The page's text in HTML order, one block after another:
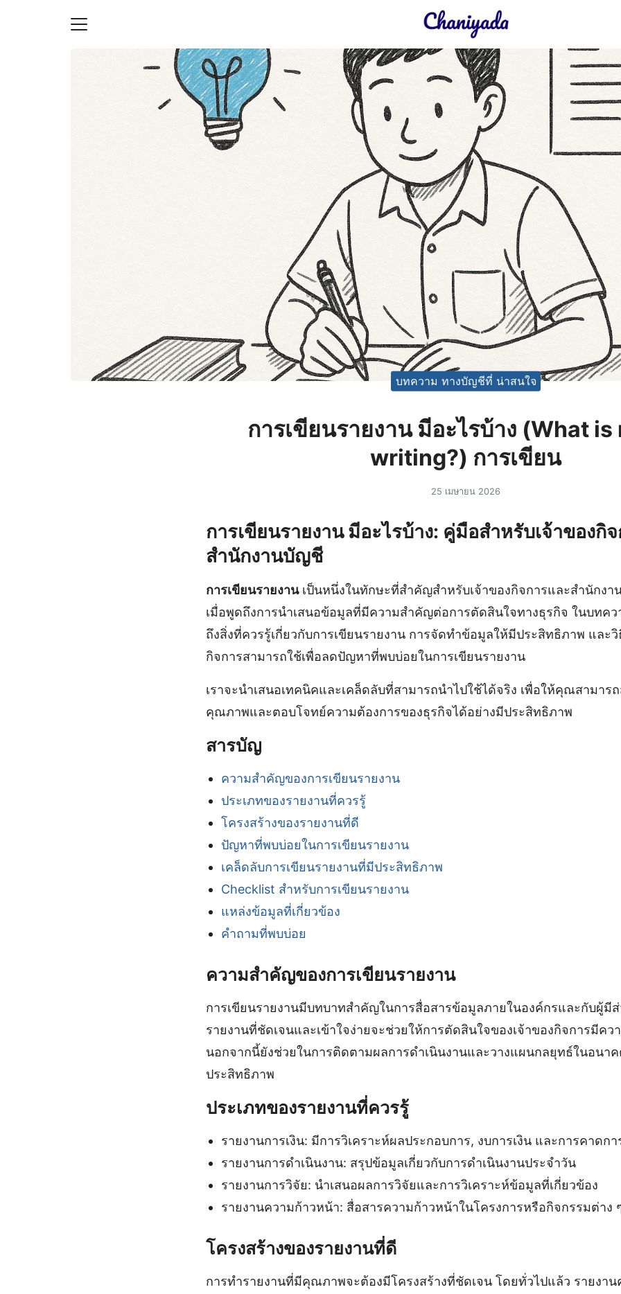
for:
บทความ ทางบัญชีที่ น่าสนใจ
การเขียนรายงาน มีอะไรบ้าง (What
writing?) การเขียน
25 เมษายน 2026
การเขียนรายงาน มีอะไรบ้าง: คู่มือสำหรับเจ้าของกิ
สำนักงานบัญชี
การเขียนรายงานเป็นหนึ่งในทักษะที่สำคัญสำหรับเจ้าของกิจการและสำนักงา
เมื่อพูดถึงการนำเสนอข้อมูลที่มีความสำคัญต่อการตัดสินใจทางธุรกิจ ในบทคว
ถึงสิ่งที่ควรรู้เกี่ยวกับการเขียนรายงาน การจัดทำข้อมูลให้มีประสิทธิภาพ และวิ
กิจการสามารถใช้เพื่อลดปัญหาที่พบบ่อยในการเขียนรายงาน
เราจะนำเสนอเทคนิคและเคล็ดลับที่สามารถนำไปใช้ได้จริง เพื่อให้คุณสามาร
คุณภาพและตอบโจทย์ความต้องการของธุรกิจได้อย่างมีประสิทธิภาพ
สารบัญ
ความสำคัญของการเขียนรายงาน
ประเภทของรายงานที่ควรรู้
โครงสร้างของรายงานที่ดี
ปัญหาที่พบบ่อยในการเขียนรายงาน
เคล็ดลับการเขียนรายงานที่มีประสิทธิภาพ
Checklist สำหรับการเขียนรายงาน
แหล่งข้อมูลที่เกี่ยวข้อง
คำถามที่พบบ่อย
ความสำคัญของการเขียนรายงาน
การเขียนรายงานมีบทบาทสำคัญในการสื่อสารข้อมูลภายในองค์กรและกับผู้มี
รายงานที่ชัดเจนและเข้าใจง่ายจะช่วยให้การตัดสินใจของเจ้าของกิจการมีค
นอกจากนี้ยังช่วยในการติดตามผลการดำเนินงานและวางแผนกลยุทธ์ในอนา
ประสิทธิภาพ
ประเภทของรายงานที่ควรรู้
รายงานการเงิน: มีการวิเคราะห์ผลประกอบการ, งบการเงิน และการคาด
รายงานการดำเนินงาน: สรุปข้อมูลเกี่ยวกับการดำเนินงานประจำวัน
รายงานการวิจัย: นำเสนอผลการวิจัยและการวิเคราะห์ข้อมูลที่เกี่ยวข้อง
รายงานความก้าวหน้า: สื่อสารความก้าวหน้าในโครงการหรือกิจกรรมต่าง
โครงสร้างของรายงานที่ดี
การทำรายงานที่มีคุณภาพจะต้องมีโครงสร้างที่ชัดเจน โดยทั่วไปแล้ว รายงาน